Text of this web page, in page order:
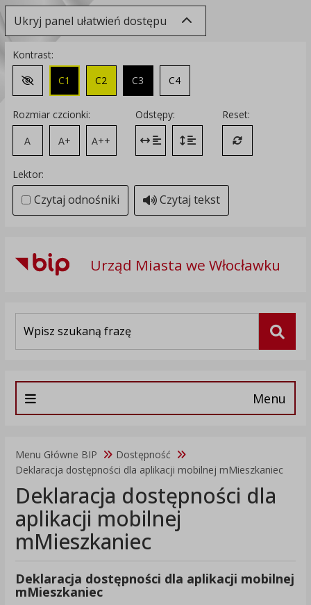
Ukryj panel ułatwień dostępu
Kontrast:
Zmień kontrast na domyślny
C1 C2 C3 C4
Rozmiar czcionki:
A
A+ A++
Odstępy:
Zmień odstęp między literami
Zmień interlinię i margines
Reset:
Przywróć
Lektor:
Czytaj odnośniki Czytaj tekst
Urząd Miasta we Włocławku
Menu
Menu Główne BIP
Dostępność
Deklaracja dostępności dla aplikacji mobilnej mMieszkaniec
Deklaracja dostępności dla
aplikacji mobilnej
mMieszkaniec
Deklaracja dostępności dla aplikacji mobilnej
mMieszkaniec